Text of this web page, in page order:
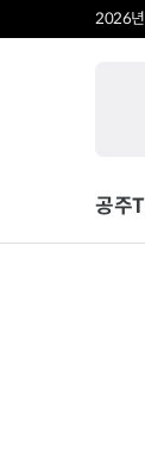
2026
공주